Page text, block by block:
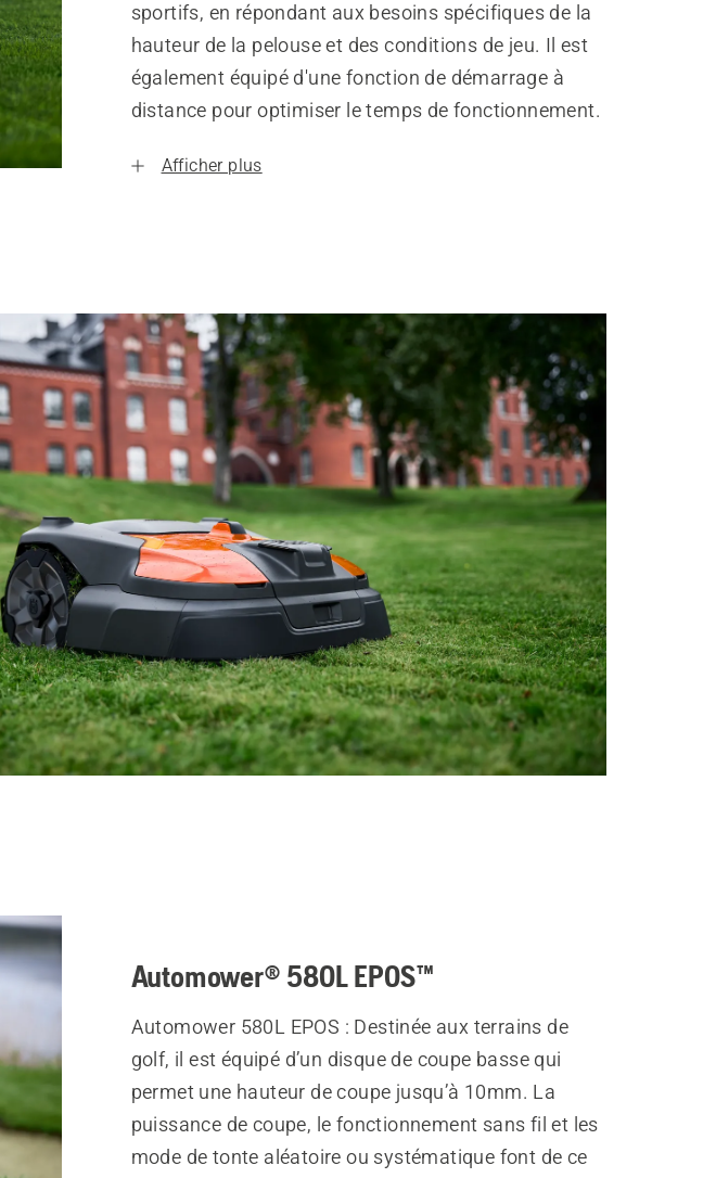
sportifs, en répondant aux besoins spécifiques de la
hauteur de la pelouse et des conditions de jeu. Il est
également équipé d'une fonction de démarrage à
distance pour optimiser le temps de fonctionnement.
Afficher plus
Automower® 580L EPOS™
Automower 580L EPOS : Destinée aux terrains de
golf, il est équipé d’un disque de coupe basse qui
permet une hauteur de coupe jusqu’à 10mm. La
puissance de coupe, le fonctionnement sans fil et les
mode de tonte aléatoire ou systématique font de ce